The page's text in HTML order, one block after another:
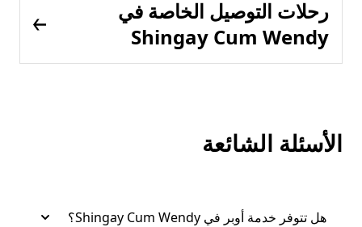
رحلات التوصيل الخاصة في
Shingay Cum Wendy
الأسئلة الشائعة
هل تتوفر خدمة أوبر في Shingay Cum Wendy؟